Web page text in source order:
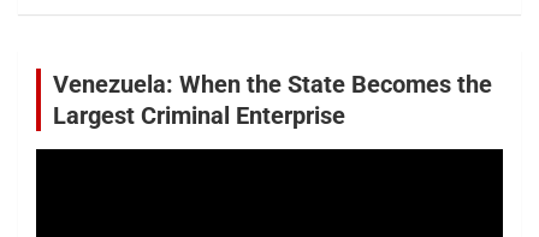
Venezuela: When the State Becomes the
Largest Criminal Enterprise